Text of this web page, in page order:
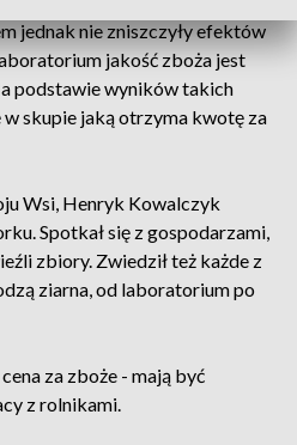
jednak nie zniszczyły efektów
jakość zboża jest
podstawie wyników takich
skupie jaką otrzyma kwotę za
Wsi, Henryk Kowalczyk
Spotkał się z gospodarzami,
zbiory. Zwiedził też każde z
ziarna, od laboratorium po
za zboże - mają być
z rolnikami.